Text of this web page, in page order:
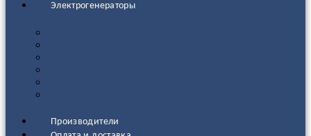
Электрогенераторы
Производители